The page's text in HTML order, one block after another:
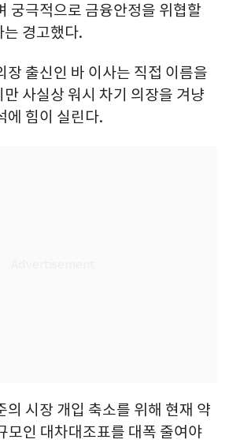
궁극적으로 금융안정을 위협할
경고했다.
장 출신인 바 이사는 직접 이름을
사실상 워시 차기 의장을 겨냥
에 힘이 실린다.
의 시장 개입 축소를 위해 현재 약
모인 대차대조표를 대폭 줄여야